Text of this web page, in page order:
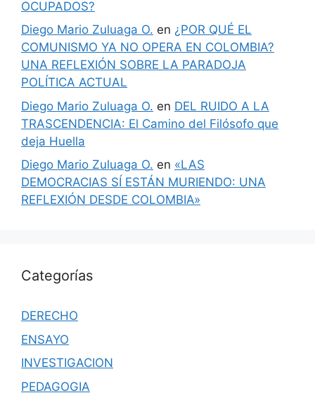
OCUPADOS?
Diego Mario Zuluaga O. en ¿POR QUÉ EL
COMUNISMO YA NO OPERA EN COLOMBIA?
UNA REFLEXIÓN SOBRE LA PARADOJA
POLÍTICA ACTUAL
Diego Mario Zuluaga O. en DEL RUIDO A LA
TRASCENDENCIA: El Camino del Filósofo que
deja Huella
Diego Mario Zuluaga O. en «LAS
DEMOCRACIAS SÍ ESTÁN MURIENDO: UNA
REFLEXIÓN DESDE COLOMBIA»
Categorías
DERECHO
ENSAYO
INVESTIGACION
PEDAGOGIA